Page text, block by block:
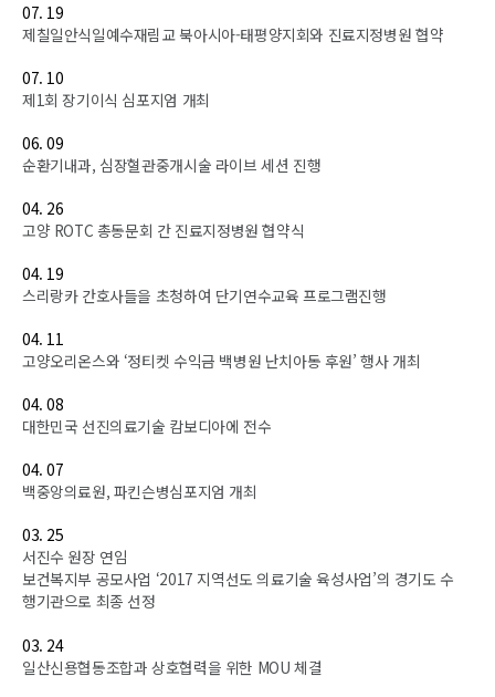
07. 19
제칠일안식일예수재림교 북아시아-태평양지회와 진료지정병원 협약
07. 10
제1회 장기이식 심포지엄 개최
06. 09
순환기내과, 심장혈관중개시술 라이브 세션 진행
04. 26
고양 ROTC 총동문회 간 진료지정병원 협약식
04. 19
스리랑카 간호사들을 초청하여 단기연수교육 프로그램진행
04. 11
고양오리온스와 ‘정티켓 수익금 백병원 난치아동 후원’ 행사 개최
04. 08
대한민국 선진의료기술 캄보디아에 전수
04. 07
백중앙의료원, 파킨슨병심포지엄 개최
03. 25
서진수 원장 연임
보건복지부 공모사업 ‘2017 지역선도 의료기술 육성사업’의 경기도 수
행기관으로 최종 선정
03. 24
일산신용협동조합과 상호협력을 위한 MOU 체결